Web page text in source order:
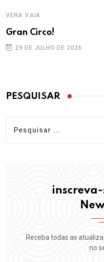
VERA VAIA
Gran Circo!
29 DE JULHO DE 2026
PESQUISAR
inscreva-
Receba todas as
no